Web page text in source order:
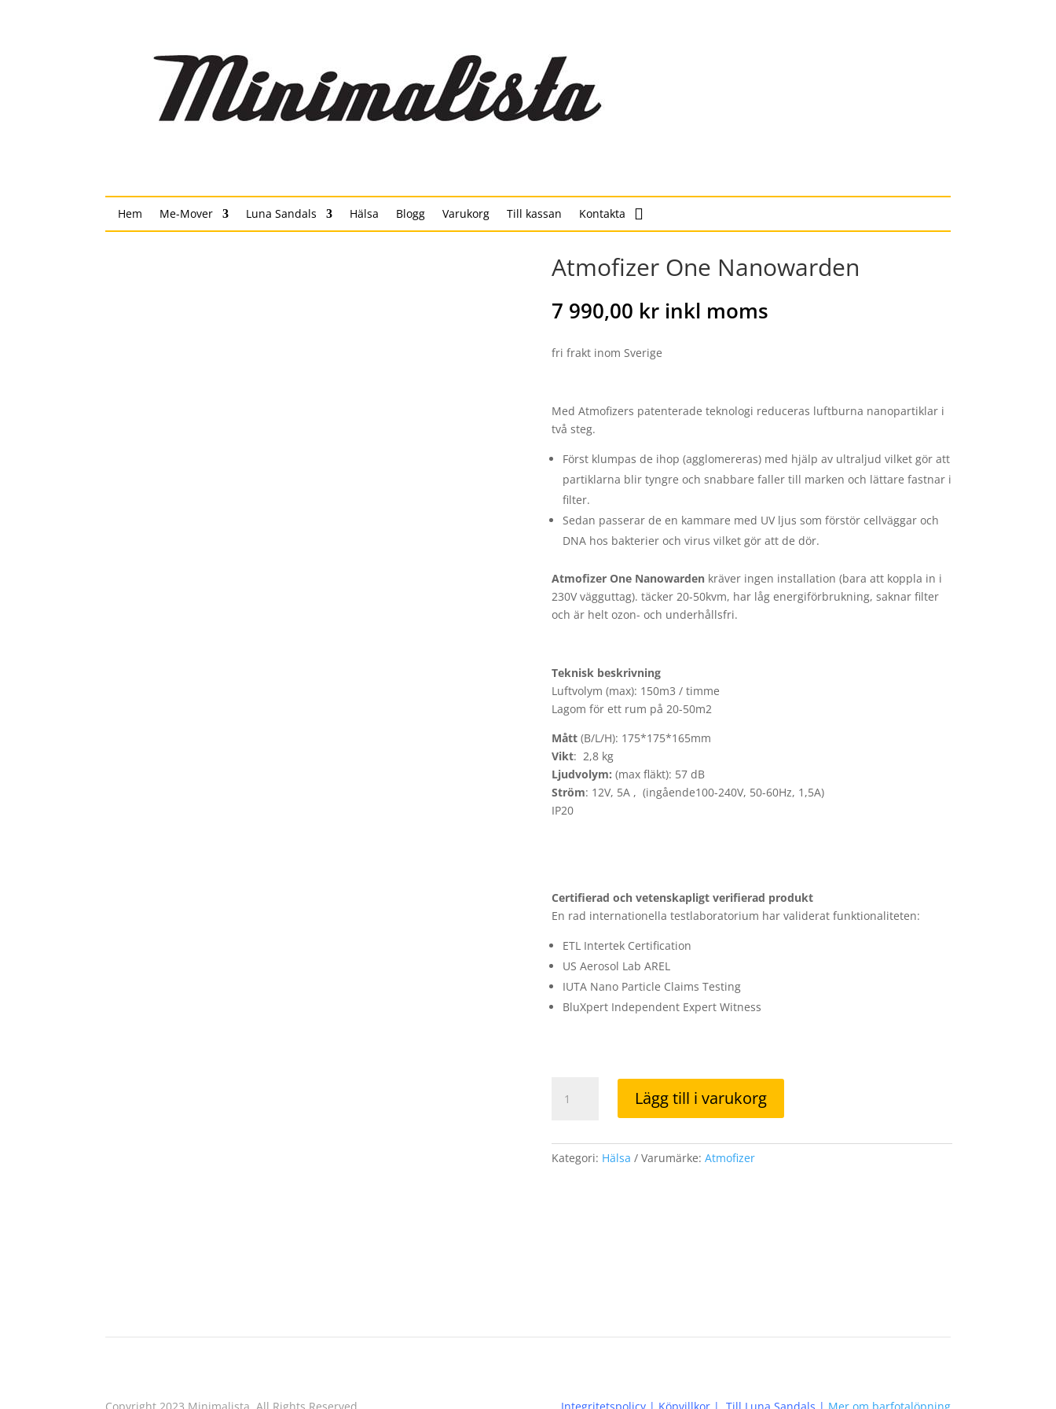
Hem Me-Mover Luna Sandals Hälsa Blogg Varukorg Till kassan Kontakta
Atmofizer One Nanowarden
7 990,00 kr inkl moms
fri frakt inom Sverige
Med Atmofizers patenterade teknologi reduceras luftburna nanopartiklar i
två steg.
Först klumpas de ihop (agglomereras) med hjälp av ultraljud vilket gör att
partiklarna blir tyngre och snabbare faller till marken och lättare fastnar i
filter.
Sedan passerar de en kammare med UV ljus som förstör cellväggar och
DNA hos bakterier och virus vilket gör att de dör.
Atmofizer One Nanowarden kräver ingen installation (bara att koppla in i
230V vägguttag). täcker 20-50kvm, har låg energiförbrukning, saknar filter
och är helt ozon- och underhållsfri.
Teknisk beskrivning
Luftvolym (max): 150m3 / timme
Lagom för ett rum på 20-50m2
Mått(B/L/H): 175*175*165mm
Vikt: 2,8 kg
Ljudvolym: (max fläkt): 57 dB
Ström: 12V, 5A , (ingående100-240V, 50-60Hz, 1,5A)
IP20
Certifierad och vetenskapligt verifierad produkt
En rad internationella testlaboratorium har validerat funktionaliteten:
ETL Intertek Certification
US Aerosol Lab AREL
IUTA Nano Particle Claims Testing
BluXpert Independent Expert Witness
One
Nanowarden
Lägg till i varukorg
Kategori: Hälsa Varumärke: Atmofizer